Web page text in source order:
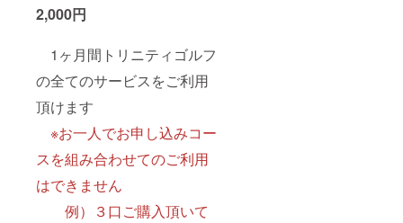
2,000円
1ヶ月間トリニティゴルフ
の全てのサービスをご利用
頂けます
※お一人でお申し込みコー
スを組み合わせてのご利用
はできません
例）３口ご購入頂いて